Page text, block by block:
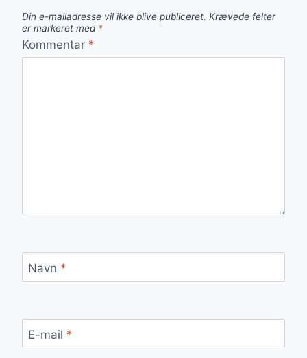
Din e-mailadresse vil ikke blive publiceret. Krævede felter
er markeret med *
Kommentar *
Navn *
E-mail *